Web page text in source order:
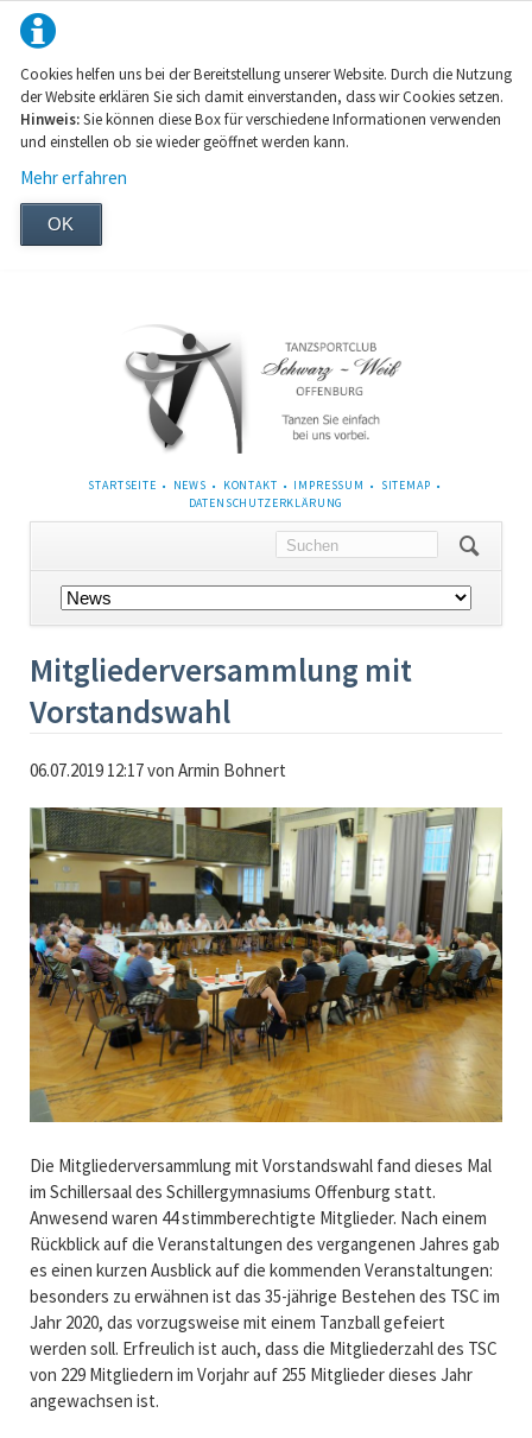
Cookies helfen uns bei der Bereitstellung unserer Website. Durch die Nutzung
der Website erklären Sie sich damit einverstanden, dass wir Cookies setzen.
Hinweis:Sie können diese Box für verschiedene Informationen verwenden
und einstellen ob sie wieder geöffnet werden kann.
Mehr erfahren
OK
NAVIGATION
STARTSEITE NEWS KONTAKT IMPRESSUM
SITEMAP
DATENSCHUTZERKLÄRUNG
Navigation
überspringen
Mitgliederversammlung mit
Vorstandswahl
06.07.2019 12:17von Armin Bohnert
Die Mitgliederversammlung mit Vorstandswahl fand dieses Mal
im Schillersaal des Schillergymnasiums Offenburg statt.
Anwesend waren 44 stimmberechtigte Mitglieder. Nach einem
Rückblick auf die Veranstaltungen des vergangenen Jahres gab
es einen kurzen Ausblick auf die kommenden Veranstaltungen:
besonders zu erwähnen ist das 35-jährige Bestehen des TSC im
Jahr 2020, das vorzugsweise mit einem Tanzball gefeiert
werden soll. Erfreulich ist auch, dass die Mitgliederzahl des TSC
von 229 Mitgliedern im Vorjahr auf 255 Mitglieder dieses Jahr
angewachsen ist.